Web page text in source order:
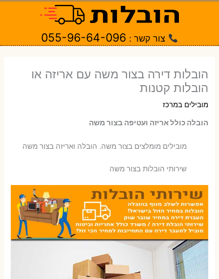
צור קשר : 055-96-64-096
הובלות דירה בצור משה עם אריזה או
הובלות קטנות
מובילים במרכז
הובלה כולל אריזה ועטיפה בצור משה
‫מובילים מומלצים בצור משה. הובלה ואריזה בצור משה
שירותי הובלות בצור משה